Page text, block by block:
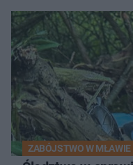
ZABÓJSTWO W MŁAWIE